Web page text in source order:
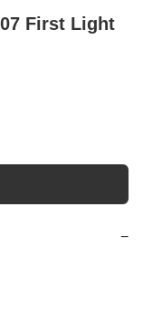
First Light
−